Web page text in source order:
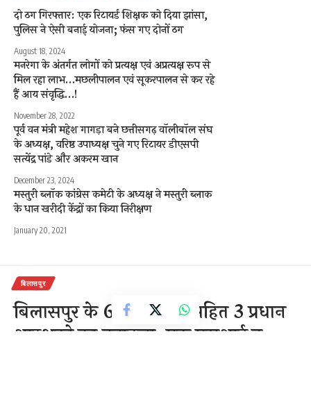
दो ठग गिरफ्तार: एक रिटायर्ड शिक्षक को दिया झांसा,
पुलिस ने ऐसी बनाई योजना; फंस गए दोनों ठग
August 18, 2024
मनरेगा के अंतर्गत लोगों को प्रत्यक्ष एवं अप्रत्यक्ष रूप से
मिल रहा लाभ…मछलीपालन एवं सूकरपालन से कर रहे
हैं आय संवृद्धि…!
November 28, 2022
पूर्व वन मंत्री महेश गागड़ा बने छत्तीसगढ़ वॉलीबॉल संघ
के अध्यक्ष, वरिष्ठ उपाध्यक्ष चुने गए रिटायर डीएसपी
सत्येंद्र पांडे और अकरम खान
December 23, 2024
मस्तुरी ब्लॉक कांग्रेस कमेटी के अध्यक्ष ने मस्तुरी ब्लाक
के धान खरीदी केंद्रों का किया निरीक्षण
January 20, 2021
बिलासपुर
बिलासपुर के 6 कॉन्स्टेबल सहित 3 प्रधान
आरक्षको का तबादला, एक एसआई व